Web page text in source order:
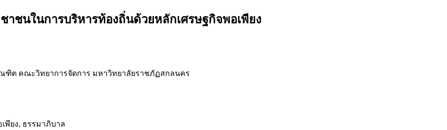
ชนในการบริหารท้องถิ่นด้วยหลักเศรษฐกิจพอเพียง
ฑิต คณะวิทยาการจัดการ มหาวิทยาลัยราชภัฏสกลนคร
พียง, ธรรมาภิบาล